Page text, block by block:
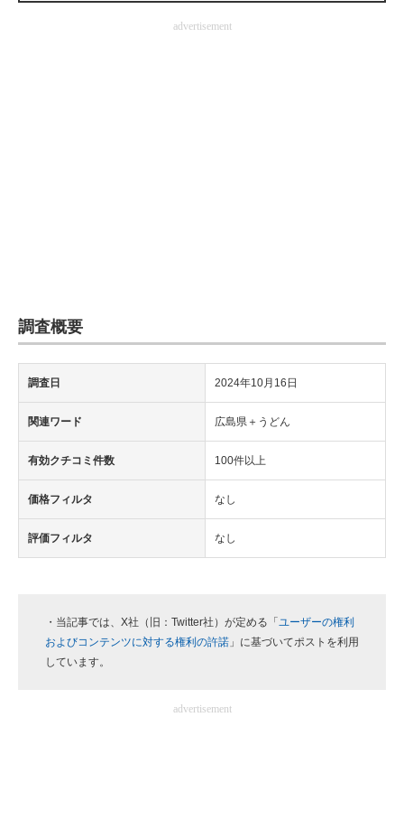
製造業のIT導入・活用を支援advertisement
調査概要
調査日 2024年10月16日
関連ワード 広島県＋うどん
有効クチコミ件数 100件以上
価格フィルタ なし
評価フィルタ なし
・当記事では、X社（旧：Twitter社）が定める「 ユーザーの権利
およびコンテンツに対する権利の許諾 」に基づいてポストを利用
しています。
advertisement